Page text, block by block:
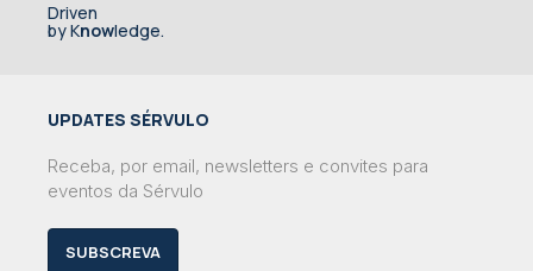
Driven
by Knowledge.
UPDATES SÉRVULO
Receba, por email, newsletters e convites para
eventos da Sérvulo
SUBSCREVA